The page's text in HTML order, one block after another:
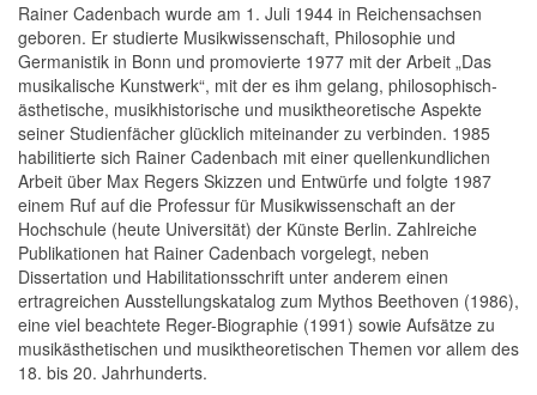
Rainer Cadenbach wurde am 1. Juli 1944 in Reichensachsen
geboren. Er studierte Musikwissenschaft, Philosophie und
Germanistik in Bonn und promovierte 1977 mit der Arbeit „Das
musikalische Kunstwerk“, mit der es ihm gelang, philosophisch-
ästhetische, musikhistorische und musiktheoretische Aspekte
seiner Studienfächer glücklich miteinander zu verbinden. 1985
habilitierte sich Rainer Cadenbach mit einer quellenkundlichen
Arbeit über Max Regers Skizzen und Entwürfe und folgte 1987
einem Ruf auf die Professur für Musikwissenschaft an der
Hochschule (heute Universität) der Künste Berlin. Zahlreiche
Publikationen hat Rainer Cadenbach vorgelegt, neben
Dissertation und Habilitationsschrift unter anderem einen
ertragreichen Ausstellungskatalog zum Mythos Beethoven (1986),
eine viel beachtete Reger-Biographie (1991) sowie Aufsätze zu
musikästhetischen und musiktheoretischen Themen vor allem des
18. bis 20. Jahrhunderts.